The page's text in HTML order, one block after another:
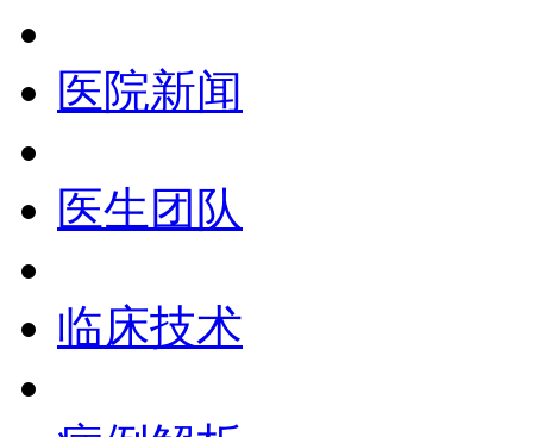
医院新闻
医生团队
临床技术